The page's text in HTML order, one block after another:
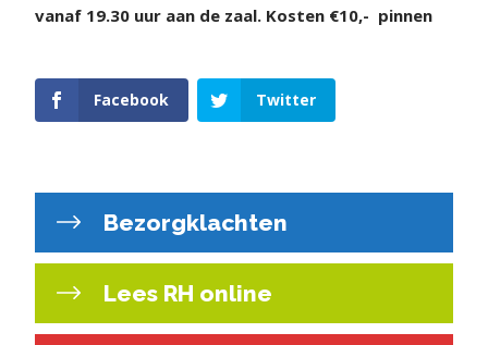
vanaf 19.30 uur aan de zaal. Kosten €10,- pinnen
Facebook Twitter
Bezorgklachten
Lees RH online